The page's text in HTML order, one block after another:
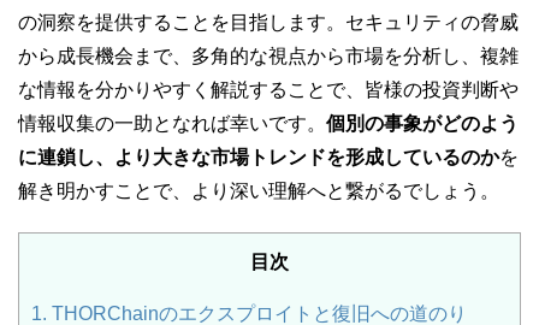
の洞察を提供することを目指します。セキュリティの脅威
から成長機会まで、多角的な視点から市場を分析し、複雑
な情報を分かりやすく解説することで、皆様の投資判断や
情報収集の一助となれば幸いです。 個別の事象がどのよう
に連鎖し、より大きな市場トレンドを形成しているのかを
解き明かすことで、より深い理解へと繋がるでしょう。
目次
1. THORChainのエクスプロイトと復旧への道のり